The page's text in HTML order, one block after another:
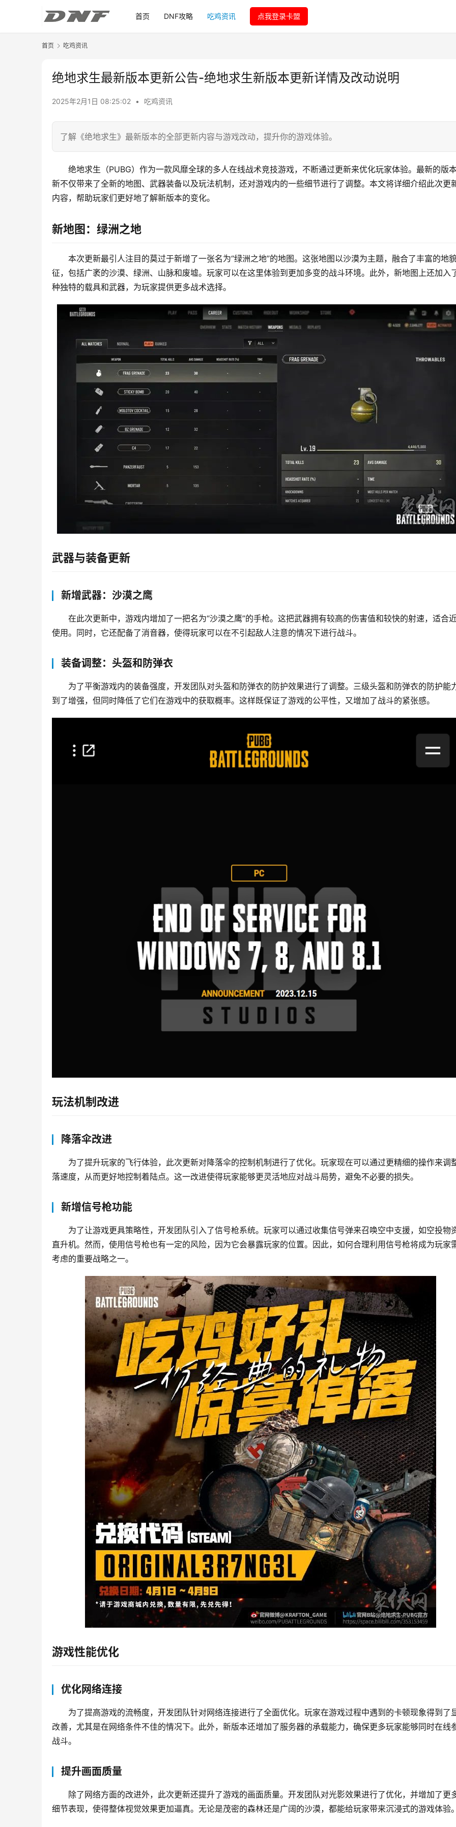
首页 DNF攻略 吃鸡资讯 点我登录卡盟
首页 吃鸡资讯
绝地求生最新版本更新公告-绝地求生新版本更新详情及改动说明
2025年2月1日 08:25:02 • 吃鸡资讯
了解《绝地求生》最新版本的全部更新内容与游戏改动，提升你的游戏体验。
绝地求生（PUBG）作为一款风靡全球的多人在线战术竞技游戏，不断通过更新来优化玩家体验。最新的版
新不仅带来了全新的地图、武器装备以及玩法机制，还对游戏内的一些细节进行了调整。本文将详细介绍此次更
内容，帮助玩家们更好地了解新版本的变化。
新地图：绿洲之地
本次更新最引人注目的莫过于新增了一张名为“绿洲之地”的地图。这张地图以沙漠为主题，融合了丰富的地
征，包括广袤的沙漠、绿洲、山脉和废墟。玩家可以在这里体验到更加多变的战斗环境。此外，新地图上还加入
种独特的载具和武器，为玩家提供更多战术选择。
武器与装备更新
新增武器：沙漠之鹰
在此次更新中，游戏内增加了一把名为“沙漠之鹰”的手枪。这把武器拥有较高的伤害值和较快的射速，适合
使用。同时，它还配备了消音器，使得玩家可以在不引起敌人注意的情况下进行战斗。
装备调整：头盔和防弹衣
为了平衡游戏内的装备强度，开发团队对头盔和防弹衣的防护效果进行了调整。三级头盔和防弹衣的防护能
到了增强，但同时降低了它们在游戏中的获取概率。这样既保证了游戏的公平性，又增加了战斗的紧张感。
玩法机制改进
降落伞改进
为了提升玩家的飞行体验，此次更新对降落伞的控制机制进行了优化。玩家现在可以通过更精细的操作来调
落速度，从而更好地控制着陆点。这一改进使得玩家能够更灵活地应对战斗局势，避免不必要的损失。
新增信号枪功能
为了让游戏更具策略性，开发团队引入了信号枪系统。玩家可以通过收集信号弹来召唤空中支援，如空投物
直升机。然而，使用信号枪也有一定的风险，因为它会暴露玩家的位置。因此，如何合理利用信号枪将成为玩家
考虑的重要战略之一。
游戏性能优化
优化网络连接
为了提高游戏的流畅度，开发团队针对网络连接进行了全面优化。玩家在游戏过程中遇到的卡顿现象得到了
改善，尤其是在网络条件不佳的情况下。此外，新版本还增加了服务器的承载能力，确保更多玩家能够同时在线
战斗。
提升画面质量
除了网络方面的改进外，此次更新还提升了游戏的画面质量。开发团队对光影效果进行了优化，并增加了更
细节表现，使得整体视觉效果更加逼真。无论是茂密的森林还是广阔的沙漠，都能给玩家带来沉浸式的游戏体验。